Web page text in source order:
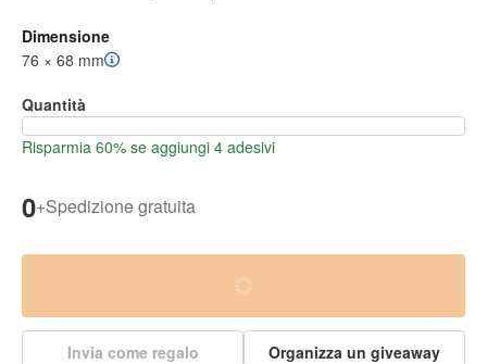
Dimensione
76 × 68 mm
Quantità
Risparmia 60% se aggiungi 4 adesivi
0+Spedizione gratuita
Invia come regalo Organizza un giveaway